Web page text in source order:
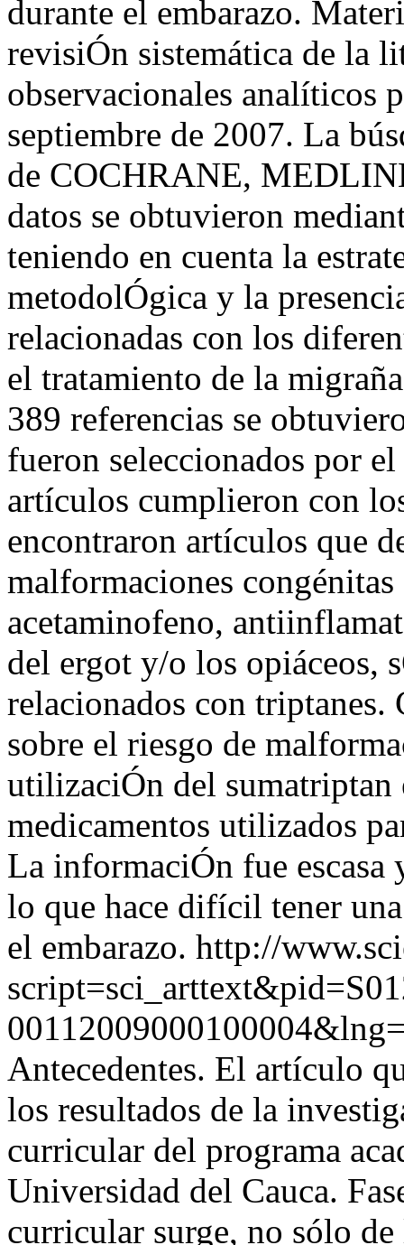
durante el embarazo.
revisiÓn sistemática de la
observacionales analíticos
septiembre de 2007. La
de COCHRANE,
datos se obtuvieron
teniendo en cuenta la
metodolÓgica y la
relacionadas con los
el tratamiento de la
389 referencias se
fueron seleccionados por
artículos cumplieron con
encontraron artículos que
malformaciones congénitas
acetaminofeno,
del ergot y/o los opiáceos,
relacionados con triptanes.
sobre el riesgo de
utilizaciÓn del sumatriptan
medicamentos utilizados
La informaciÓn fue
lo que hace difícil tener
el embarazo. http://
Antecedentes. El artículo
los resultados de la
curricular del programa
Universidad del Cauca.
curricular surge, no sólo